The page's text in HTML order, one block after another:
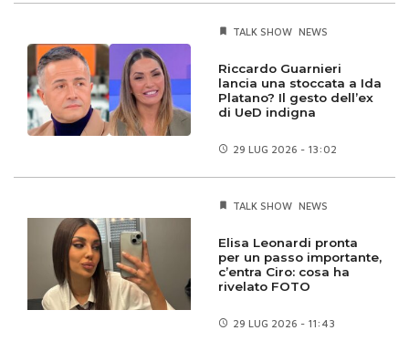
TALK SHOW NEWS
Riccardo Guarnieri
lancia una stoccata a Ida
Platano? Il gesto dell’ex
di UeD indigna
29 LUG 2026 - 13:02
TALK SHOW NEWS
Elisa Leonardi pronta
per un passo importante,
c’entra Ciro: cosa ha
rivelato FOTO
29 LUG 2026 - 11:43